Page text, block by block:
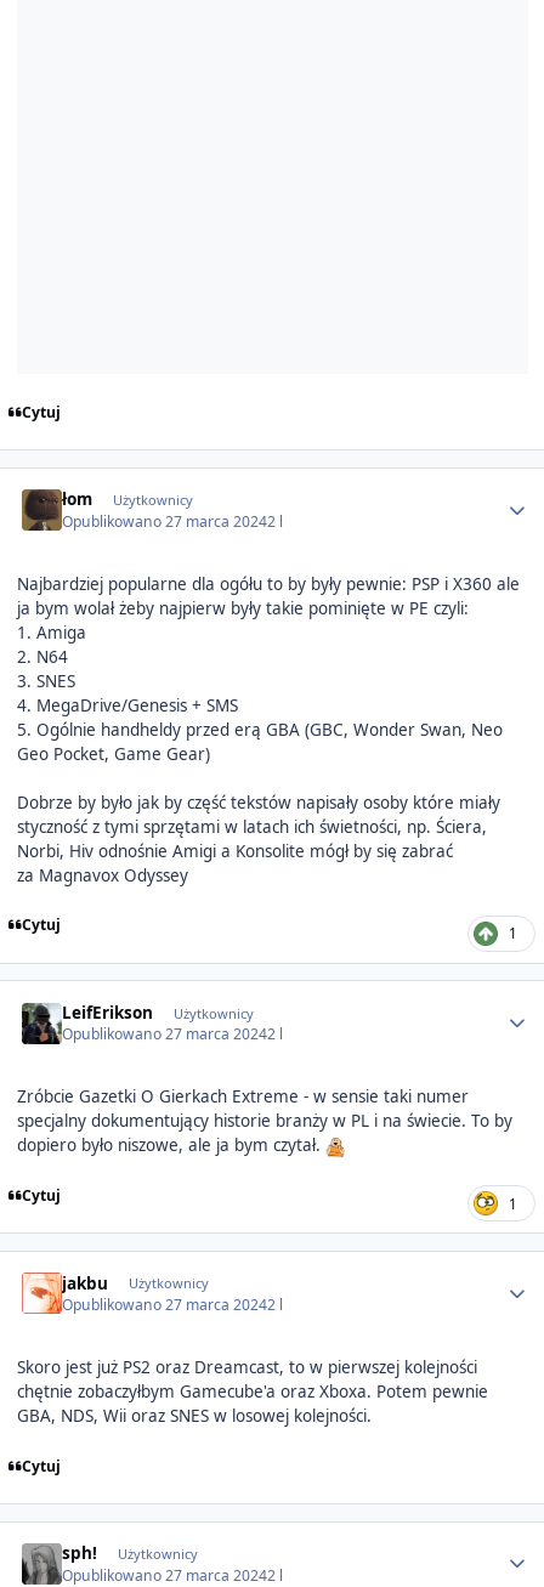
Cytuj
łom Użytkownicy
Opublikowano27 marca 20242 l
Najbardziej popularne dla ogółu to by były pewnie: PSP i X360 ale
ja bym wolał żeby najpierw były takie pominięte w PE czyli:
1. Amiga
2. N64
3. SNES
4. MegaDrive/Genesis + SMS
5. Ogólnie handheldy przed erą GBA (GBC, Wonder Swan, Neo
Geo Pocket, Game Gear)
Dobrze by było jak by część tekstów napisały osoby które miały
styczność z tymi sprzętami w latach ich świetności, np. Ściera,
Norbi, Hiv odnośnie Amigi a Konsolite mógł by się zabrać
za Magnavox Odyssey
Cytuj 1
LeifErikson Użytkownicy
Opublikowano27 marca 20242 l
Zróbcie Gazetki O Gierkach Extreme - w sensie taki numer
specjalny dokumentujący historie branży w PL i na świecie. To by
dopiero było niszowe, ale ja bym czytał.
Cytuj 1
jakbu Użytkownicy
Opublikowano27 marca 20242 l
Skoro jest już PS2 oraz Dreamcast, to w pierwszej kolejności
chętnie zobaczyłbym Gamecube'a oraz Xboxa. Potem pewnie
GBA, NDS, Wii oraz SNES w losowej kolejności.
Cytuj
sph! Użytkownicy
Opublikowano27 marca 20242 l